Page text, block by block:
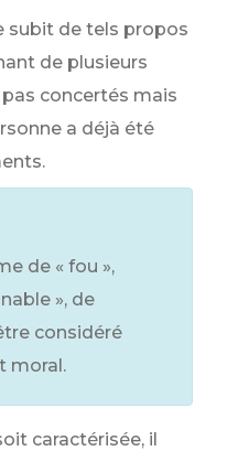
subit de tels propos
de plusieurs
concertés mais
a déjà été
de « fou »,
», de
considéré
moral.
caractérisée, il